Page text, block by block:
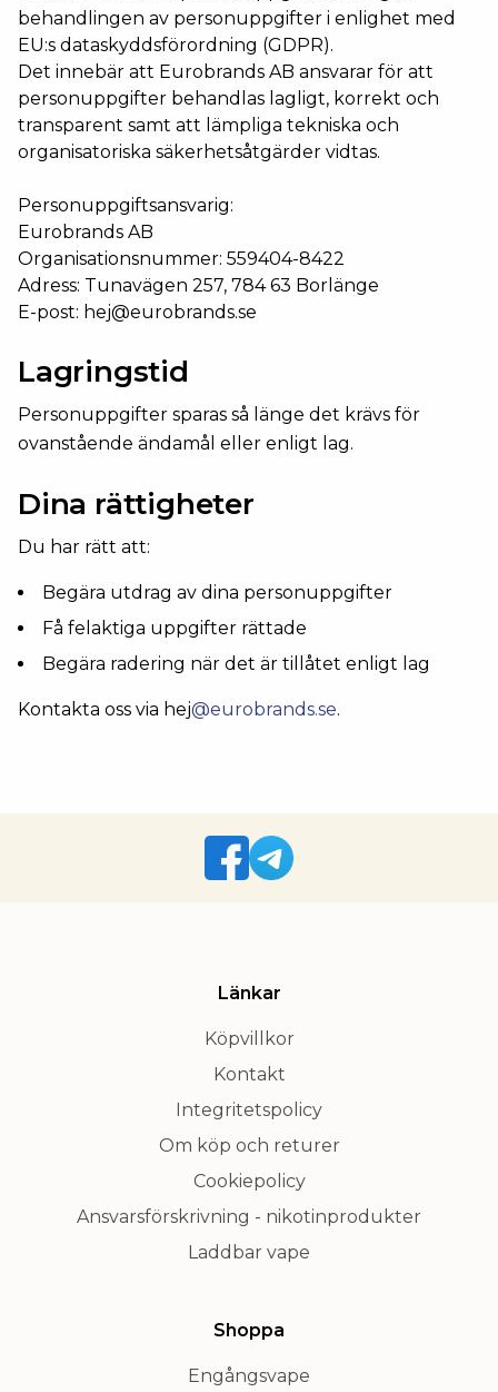
behandlingen av personuppgifter i enlighet med
EU:s dataskyddsförordning (GDPR).
Det innebär att Eurobrands AB ansvarar för att
personuppgifter behandlas lagligt, korrekt och
transparent samt att lämpliga tekniska och
organisatoriska säkerhetsåtgärder vidtas.
Personuppgiftsansvarig:
Eurobrands AB
Organisationsnummer: 559404-8422
Adress: Tunavägen 257, 784 63 Borlänge
E-post: hej@eurobrands.se
Lagringstid
Personuppgifter sparas så länge det krävs för
ovanstående ändamål eller enligt lag.
Dina rättigheter
Du har rätt att:
Begära utdrag av dina personuppgifter
Få felaktiga uppgifter rättade
Begära radering när det är tillåtet enligt lag
Kontakta oss via hej@eurobrands.se.
Länkar
Köpvillkor
Kontakt
Integritetspolicy
Om köp och returer
Cookiepolicy
Ansvarsförskrivning - nikotinprodukter
Laddbar vape
Shoppa
Engångsvape